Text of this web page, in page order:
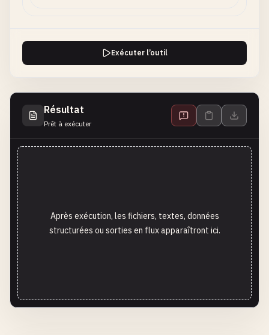
Exécuter l’outil
Résultat
Prêt à exécuter
Après exécution, les fichiers, textes, données
structurées ou sorties en flux apparaîtront ici.